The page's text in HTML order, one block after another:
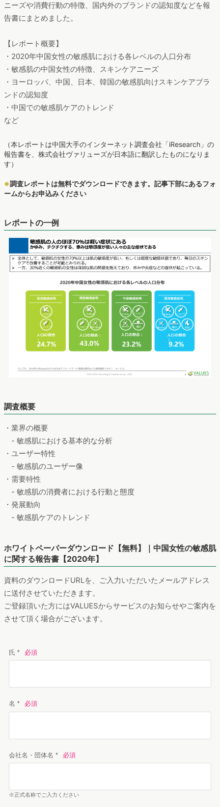
ニーズや消費行動の特徴、国内外のブランドの認知度などを報
告書にまとめました。
【レポート概要】
・2020年中国女性の敏感肌における各レベルの人口分布
・敏感肌の中国女性の特徴、スキンケアニーズ
・ヨーロッパ、中国、日本、韓国の敏感肌向けスキンケアブラ
ンドの認知度
・中国での敏感肌ケアのトレンド
など
（本レポートは中国大手のインターネット調査会社「iResearch」の
報告書を、株式会社ヴァリューズが日本語に翻訳したものになりま
す）
※調査レポートは無料でダウンロードできます。記事下部にあるフォ
ームからお申込みください
レポートの一例
調査概要
・業界の概要
- 敏感肌における基本的な分析
・ユーザー特性
- 敏感肌のユーザー像
・需要特性
- 敏感肌の消費者における行動と態度
・発展動向
- 敏感肌ケアのトレンド
ホワイトペーパーダウンロード【無料】｜中国女性の敏感肌
に関する報告書【2020年】
資料のダウンロードURLを、ご入力いただいたメールアドレス
に送付させていただきます。
ご登録頂いた方にはVALUESからサービスのお知らせやご案内を
させて頂く場合がございます。